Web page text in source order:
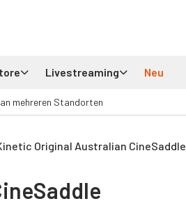
Livestreaming Neu
mehreren Standorten
Original Australian CineSaddle